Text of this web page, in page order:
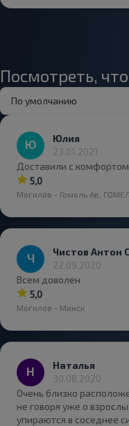
Посмотреть,
По умолчанию
Юлия
23.01.2021
Доставили с
5,0
Могилёв - Гомель Ав,
Чистов Антон
22.09.2020
Всем доволен
5,0
Могилёв - Минск
Наталья
30.08.2020
Очень близко
не говоря уже о
упираются в соседнее